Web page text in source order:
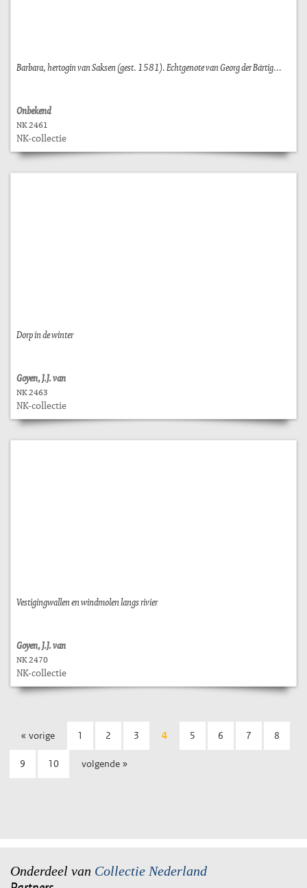
Barbara, hertogin van Saksen (gest. 1581). Echtgenote van Georg der Bärtig...
Onbekend
NK 2461
NK-collectie
Dorp in de winter
Goyen, J.J. van
NK 2463
NK-collectie
Vestigingwallen en windmolen langs rivier
Goyen, J.J. van
NK 2470
NK-collectie
« vorige 1 2 3 4 5 6 7 8
9 10 volgende »
Onderdeel van Collectie Nederland